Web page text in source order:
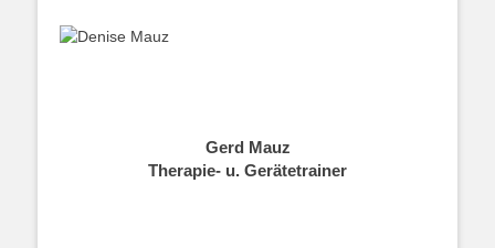
Gerd Mauz
Therapie- u. Gerätetrainer